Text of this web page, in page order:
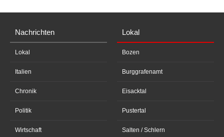
Nachrichten
Lokal
Italien
Chronik
Politik
Wirtschaft
Lokal
Bozen
Burggrafenamt
Eisacktal
Pustertal
Salten / Schlern